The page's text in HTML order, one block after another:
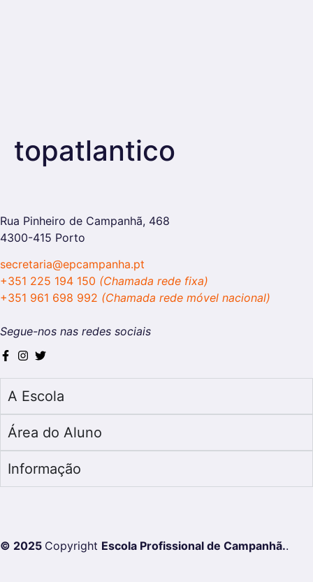
topatlantico
Rua Pinheiro de Campanhã, 468
4300-415 Porto
secretaria@epcampanha.pt
+351 225 194 150 (Chamada rede fixa)
+351 961 698 992 (Chamada rede móvel nacional)
Segue-nos nas redes sociais
A Escola
Área do Aluno
Informação
© 2025 Copyright Escola Profissional de Campanhã..